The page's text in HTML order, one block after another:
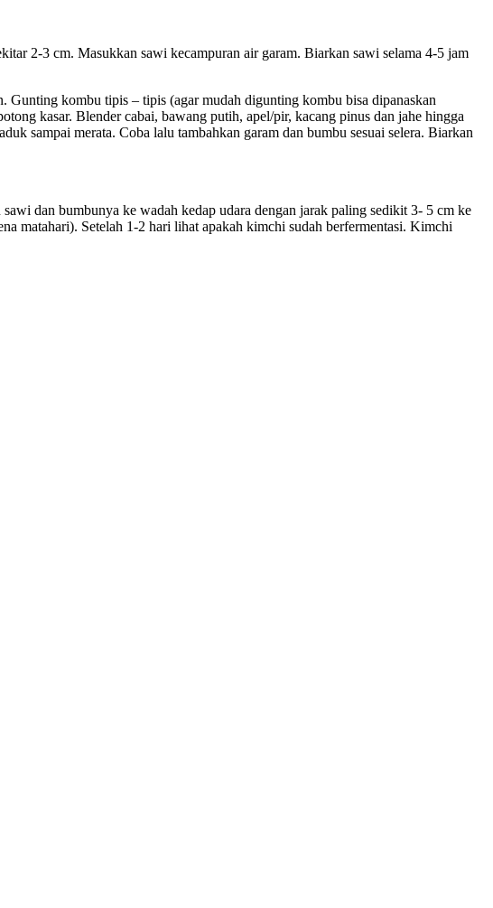
2-3 cm. Masukkan sawi kecampuran air garam. Biarkan sawi selama 4-5 jam
Gunting kombu tipis – tipis (agar mudah digunting kombu bisa dipanaskan
kasar. Blender cabai, bawang putih, apel/pir, kacang pinus dan jahe hingga
sampai merata. Coba lalu tambahkan garam dan bumbu sesuai selera. Biarkan
dan bumbunya ke wadah kedap udara dengan jarak paling sedikit 3- 5 cm ke
matahari). Setelah 1-2 hari lihat apakah kimchi sudah berfermentasi. Kimchi